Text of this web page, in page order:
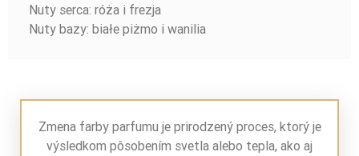
Nuty serca: róża i frezja
Nuty bazy: białe piżmo i wanilia
Zmena farby parfumu je prirodzený proces, ktorý je
výsledkom pôsobením svetla alebo tepla, ako aj